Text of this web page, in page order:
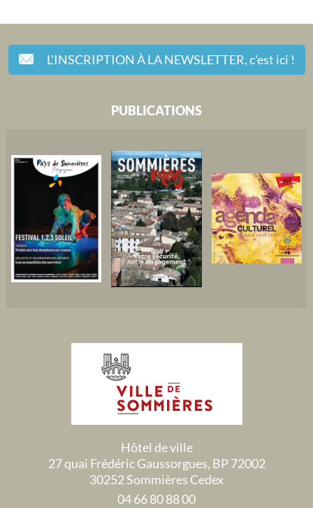
L'INSCRIPTION À LA NEWSLETTER,c'est ici !
PUBLICATIONS
Hôtel de ville
27 quai Frédéric Gaussorgues, BP 72002
30252 Sommières Cedex
04 66 80 88 00